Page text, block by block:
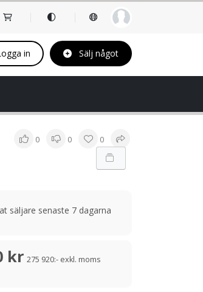
in Sälj något
0 0 0
säljare senaste 7 dagarna
kr 275 920:- exkl. moms